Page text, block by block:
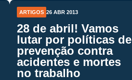
ARTIGOS 26 ABR 2013
28 de abril! Vamos
lutar por políticas de
prevenção contra
acidentes e mortes
no trabalho